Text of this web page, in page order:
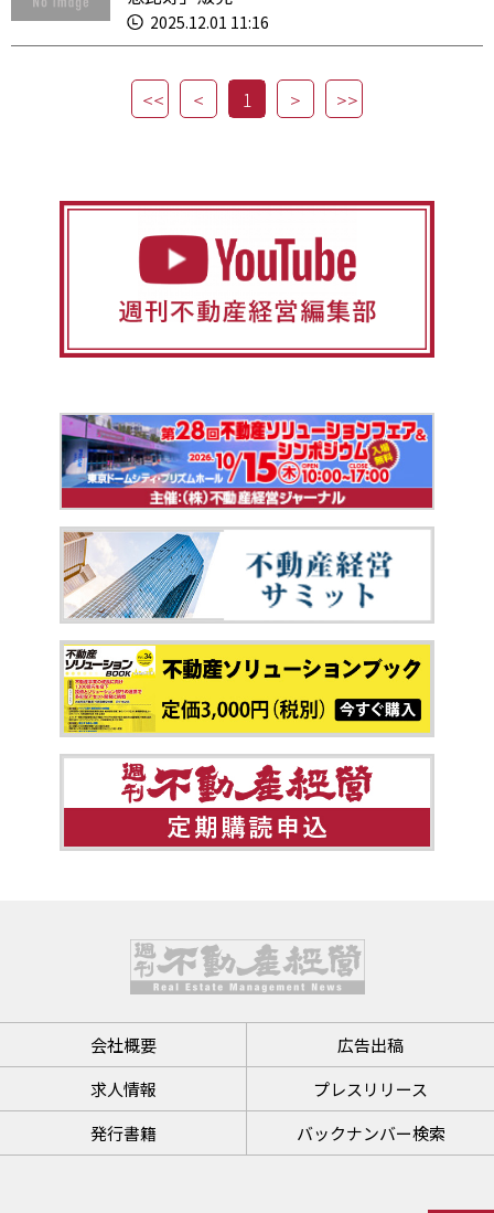
2025.12.01 11:16
1
会社概要
広告出稿
求人情報
プレスリリース
発行書籍
バックナンバー検索